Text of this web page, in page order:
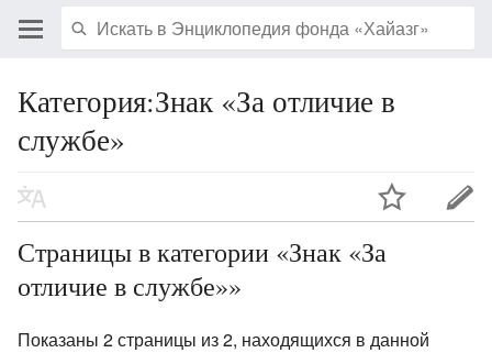
Категория:Знак «За отличие в
службе»
Страницы в категории «Знак «За
отличие в службе»»
Показаны 2 страницы из 2, находящихся в данной